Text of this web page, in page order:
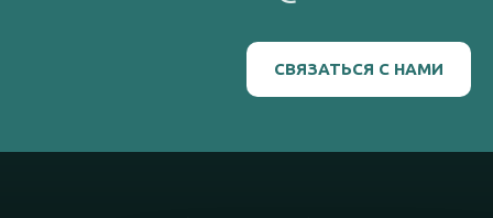
СВЯЗАТЬСЯ С НАМИ